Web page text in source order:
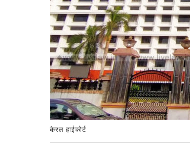
केरल हाईकोर्ट